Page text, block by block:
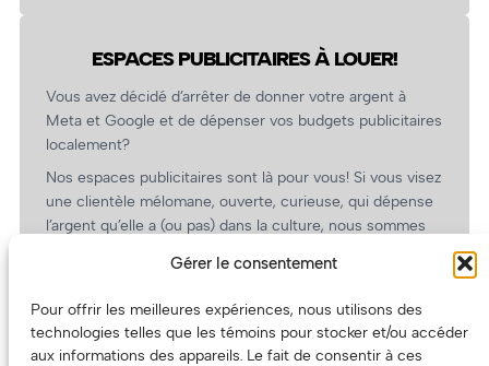
Gérer le consentement
Pour offrir les meilleures expériences, nous utilisons des
technologies telles que les témoins pour stocker et/ou accéder
aux informations des appareils. Le fait de consentir à ces
ESPACES PUBLICITAIRES À LOUER!
Vous avez décidé d’arrêter de donner votre argent à
Meta et Google et de dépenser vos budgets publicitaires
localement?
Nos espaces publicitaires sont là pour vous! Si vous visez
une clientèle mélomane, ouverte, curieuse, qui dépense
l’argent qu’elle a (ou pas) dans la culture, nous sommes
revient.
(Oui, on va avoir des tarifs spéciaux pour vous, les